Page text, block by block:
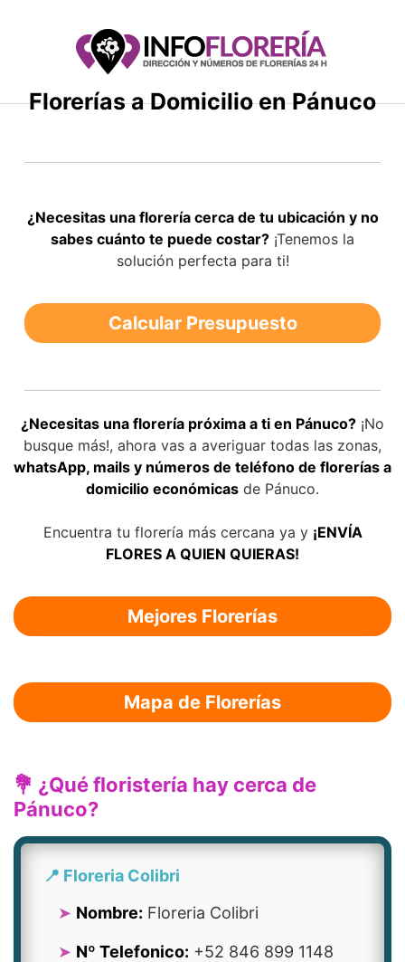
Florerías a Domicilio en Pánuco
¿Necesitas una florería cerca de tu ubicación y no
sabes cuánto te puede costar? ¡Tenemos la
solución perfecta para ti!
Calcular Presupuesto
¿Necesitas una florería próxima a ti en Pánuco? ¡No
busque más!, ahora vas a averiguar todas las zonas,
whatsApp, mails y números de teléfono de florerías a
domicilio económicas de Pánuco.
Encuentra tu florería más cercana ya y ¡ENVÍA
FLORES A QUIEN QUIERAS!
Mejores Florerías
Mapa de Florerías
💐 ¿Qué floristería hay cerca de
Pánuco?
📍 Floreria Colibri
Nombre: Floreria Colibri
Nº Telefonico: +52 846 899 1148